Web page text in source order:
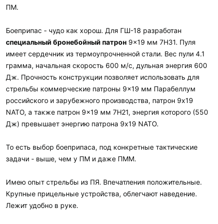
ПМ.
Боеприпас - чудо как хорош. Для ГШ-18 разработан
специальный бронебойный патрон 9×19 мм 7Н31. Пуля
имеет сердечник из термоупрочненной стали. Вес пули 4.1
грамма, начальная скорость 600 м/с, дульная энергия 600
Дж. Прочность конструкции позволяет использовать для
стрельбы коммерческие патроны 9×19 мм Парабеллум
российского и зарубежного производства, патрон 9х19
NATO, а также патрон 9×19 мм 7Н21, энергия которого (550
Дж) превышает энергию патрона 9х19 NATO.
То есть выбор боеприпаса, под конкретные тактические
задачи - выше, чем у ПМ и даже ПММ.
Имею опыт стрельбы из ПЯ. Впечатления положительные.
Крупные прицельные устройства, облегчают наведение.
Лежит удобно в руке.